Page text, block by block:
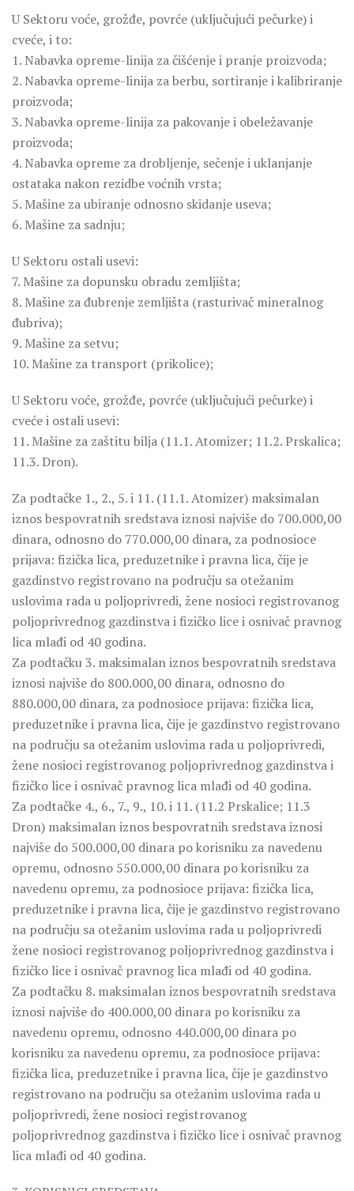
U Sektoru voće, grožđe, povrće (uključujući pečurke) i
cveće, i to:
1. Nabavka opreme-linija za čišćenje i pranje proizvoda;
2. Nabavka opreme-linija za berbu, sortiranje i kalibriranje
proizvoda;
3. Nabavka opreme-linija za pakovanje i obeležavanje
proizvoda;
4. Nabavka opreme za drobljenje, sečenje i uklanjanje
ostataka nakon rezidbe voćnih vrsta;
5. Mašine za ubiranje odnosno skidanje useva;
6. Mašine za sadnju;
U Sektoru ostali usevi:
7. Mašine za dopunsku obradu zemljišta;
8. Mašine za đubrenje zemljišta (rasturivač mineralnog
đubriva);
9. Mašine za setvu;
10. Mašine za transport (prikolice);
U Sektoru voće, grožđe, povrće (uključujući pečurke) i
cveće i ostali usevi:
11. Mašine za zaštitu bilja (11.1. Atomizer; 11.2. Prskalica;
11.3. Dron).
Za podtačke 1., 2., 5. i 11. (11.1. Atomizer) maksimalan
iznos bespovratnih sredstava iznosi najviše do 700.000,00
dinara, odnosno do 770.000,00 dinara, za podnosioce
prijava: fizička lica, preduzetnike i pravna lica, čije je
gazdinstvo registrovano na području sa otežanim
uslovima rada u poljoprivredi, žene nosioci registrovanog
poljoprivrednog gazdinstva i fizičko lice i osnivač pravnog
lica mlađi od 40 godina.
Za podtačku 3. maksimalan iznos bespovratnih sredstava
iznosi najviše do 800.000,00 dinara, odnosno do
880.000,00 dinara, za podnosioce prijava: fizička lica,
preduzetnike i pravna lica, čije je gazdinstvo registrovano
na području sa otežanim uslovima rada u poljoprivredi,
žene nosioci registrovanog poljoprivrednog gazdinstva i
fizičko lice i osnivač pravnog lica mlađi od 40 godina.
Za podtačke 4., 6., 7., 9., 10. i 11. (11.2 Prskalice; 11.3
Dron) maksimalan iznos bespovratnih sredstava iznosi
najviše do 500.000,00 dinara po korisniku za navedenu
opremu, odnosno 550.000,00 dinara po korisniku za
navedenu opremu, za podnosioce prijava: fizička lica,
preduzetnike i pravna lica, čije je gazdinstvo registrovano
na području sa otežanim uslovima rada u poljoprivredi
žene nosioci registrovanog poljoprivrednog gazdinstva i
fizičko lice i osnivač pravnog lica mlađi od 40 godina.
Za podtačku 8. maksimalan iznos bespovratnih sredstava
iznosi najviše do 400.000,00 dinara po korisniku za
navedenu opremu, odnosno 440.000,00 dinara po
korisniku za navedenu opremu, za podnosioce prijava:
fizička lica, preduzetnike i pravna lica, čije je gazdinstvo
registrovano na području sa otežanim uslovima rada u
poljoprivredi, žene nosioci registrovanog
poljoprivrednog gazdinstva i fizičko lice i osnivač pravnog
lica mlađi od 40 godina.